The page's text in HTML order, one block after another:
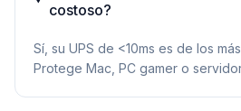
costoso?
Sí, su UPS de <10ms es de los
Protege Mac, PC gamer o